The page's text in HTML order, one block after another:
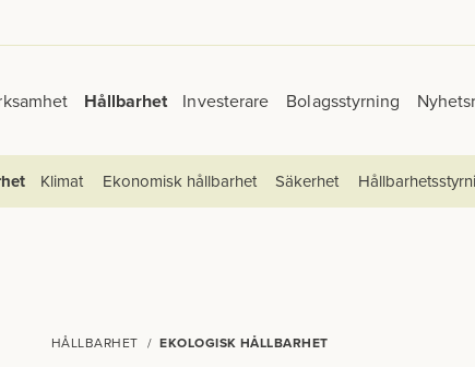
Hållbarhet
Klimat Ekonomisk hållbarhet Säkerhet
Investerare Bolagsstyrning
HÅLLBARHET EKOLOGISK HÅLLBARHET